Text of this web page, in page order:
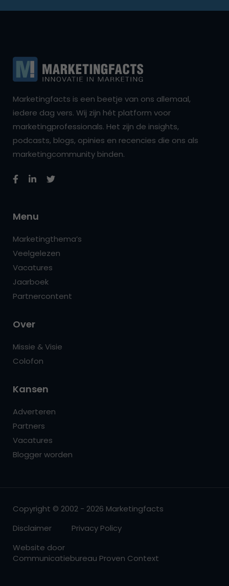
Marketingfacts is een beetje van ons allemaal,
iedere dag vers. Wij zijn hét platform voor
marketingprofessionals. Het zijn de insights,
podcasts, blogs, opinies en recencies die ons als
marketingcommunity binden.
Menu
Marketingthema’s
Veelgelezen
Vacatures
Jaarboek
Partnercontent
Over
Missie & Visie
Colofon
Kansen
Adverteren
Partners
Vacatures
Blogger worden
Copyright © 2002 - 2026 Marketingfacts
Disclaimer
Privacy Policy
Website door
Communicatiebureau Proven Context